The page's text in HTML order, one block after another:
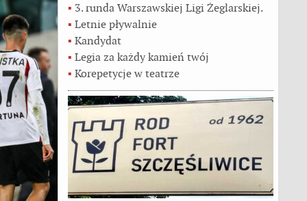
3. runda Warszawskiej Ligi Żeglarskiej.
Letnie pływalnie
Kandydat
Legia za każdy kamień twój
Korepetycje w teatrze